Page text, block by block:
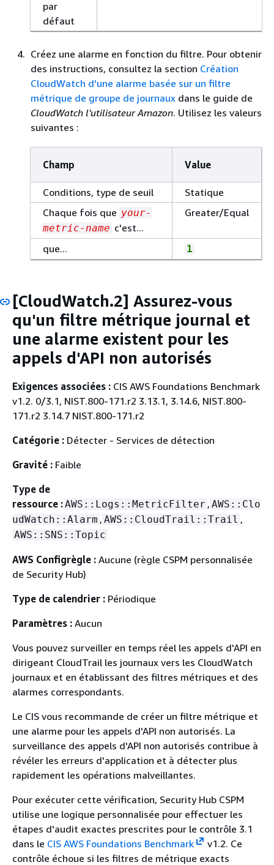
par
défaut
Créez une alarme en fonction du filtre. Pour obtenir
des instructions, consultez la section Création
CloudWatch d'une alarme basée sur un filtre
métrique de groupe de journaux dans le guide de
CloudWatch l'utilisateur Amazon. Utilisez les valeurs
suivantes :
Champ Value
Conditions, type de seuil
Statique
Chaque fois que your-
metric-name c'est...
Greater/Equal
que... 1
[CloudWatch.2] Assurez-vous
qu'un filtre métrique journal et
une alarme existent pour les
appels d'API non autorisés
Exigences associées : CIS AWS Foundations Benchmark
v1.2. 0/3.1, NIST.800-171.r2 3.13.1, 3.14.6, NIST.800-
171.r2 3.14.7 NIST.800-171.r2
Catégorie : Détecter - Services de détection
Gravité : Faible
Type de
ressource :AWS::Logs::MetricFilter , AWS::Clo
udWatch::Alarm , AWS::CloudTrail::Trail ,
AWS::SNS::Topic
AWS Configrègle : Aucune (règle CSPM personnalisée
de Security Hub)
Type de calendrier : Périodique
Paramètres : Aucun
Vous pouvez surveiller en temps réel les appels d'API en
dirigeant CloudTrail les journaux vers les CloudWatch
journaux et en établissant des filtres métriques et des
alarmes correspondants.
Le CIS vous recommande de créer un filtre métrique et
une alarme pour les appels d'API non autorisés. La
surveillance des appels d'API non autorisés contribue à
révéler les erreurs d'application et à détecter plus
rapidement les opérations malveillantes.
Pour exécuter cette vérification, Security Hub CSPM
utilise une logique personnalisée pour effectuer les
étapes d'audit exactes prescrites pour le contrôle 3.1
dans le CIS AWS Foundations Benchmark
v1.2. Ce
contrôle échoue si les filtres de métrique exacts